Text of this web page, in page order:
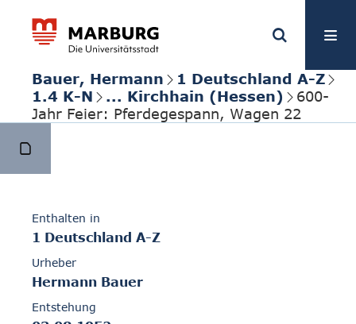
Bauer, Hermann
1 Deutschland A-Z
1.4 K-N
... Kirchhain (Hessen)
600-
Jahr Feier: Pferdegespann, Wagen 22
Enthalten in
1 Deutschland A-Z
Urheber
Hermann Bauer
Entstehung